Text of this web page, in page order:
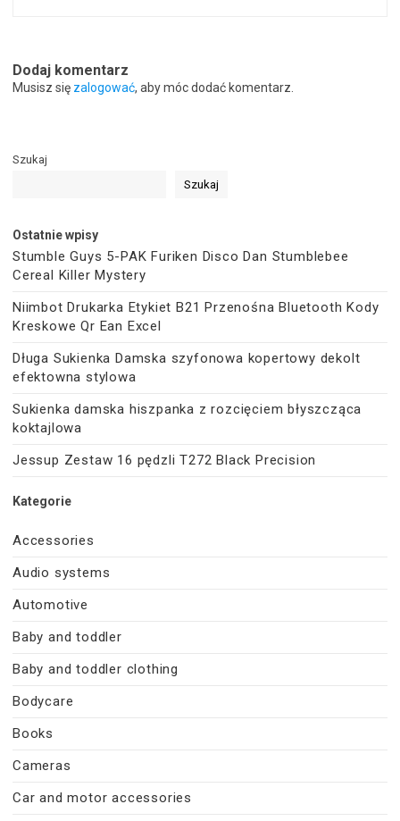
Dodaj komentarz
Musisz się zalogować, aby móc dodać komentarz.
Szukaj
Szukaj
Ostatnie wpisy
Stumble Guys 5-PAK Furiken Disco Dan Stumblebee
Cereal Killer Mystery
Niimbot Drukarka Etykiet B21 Przenośna Bluetooth Kody
Kreskowe Qr Ean Excel
Długa Sukienka Damska szyfonowa kopertowy dekolt
efektowna stylowa
Sukienka damska hiszpanka z rozcięciem błyszcząca
koktajlowa
Jessup Zestaw 16 pędzli T272 Black Precision
Kategorie
Accessories
Audio systems
Automotive
Baby and toddler
Baby and toddler clothing
Bodycare
Books
Cameras
Car and motor accessories